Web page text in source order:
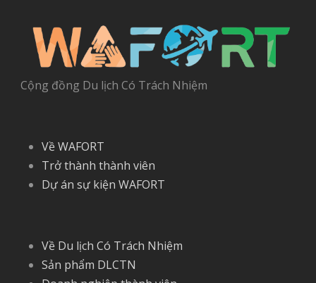
Cộng đồng Du lịch Có Trách Nhiệm
Về WAFORT
Trở thành thành viên
Dự án sự kiện WAFORT
Về Du lịch Có Trách Nhiệm
Sản phẩm DLCTN